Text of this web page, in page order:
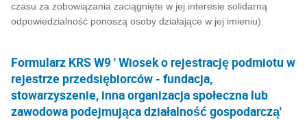
czasu za zobowiązania zaciągnięte w jej interesie solidarną
odpowiedzialność ponoszą osoby działające w jej imieniu).
Formularz KRS W9 ' Wiosek o rejestrację podmiotu w
rejestrze przedsiębiorców - fundacja,
stowarzyszenie, inna organizacja społeczna lub
zawodowa podejmująca działalność gospodarczą'